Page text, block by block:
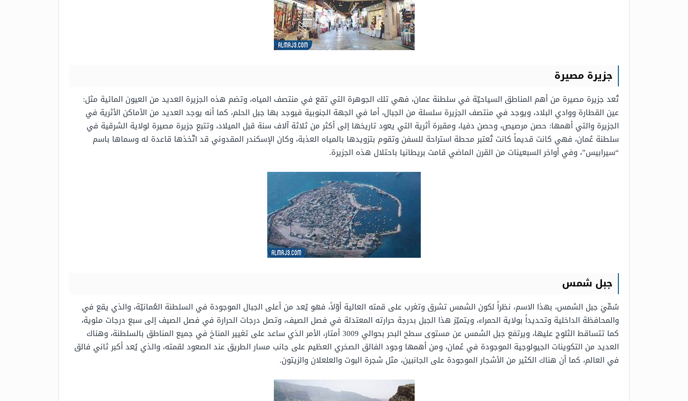
جزيرة مصيرة
تُعد جزيرة مصيرة من أهم المناطق السياحيّة في سلطنة عمان، فهي تلك الجوهرة التي تقع في منتصف المياه، وتضم هذه الجزيرة العديد من العيون المائية مثل:
عين القطارة ووادي البلاد، ويوجد في منتصف الجزيرة سلسلة من الجبال، أما في الجهة الجنوبية فيوجد بها جبل الحلم، كما أنه يوجد العديد من الأماكن الأثرية في
الجزيرة والتي أهمها: حصن مرصيص، وحصن دفيا، ومقبرة أثرية التي يعود تاريخها إلى أكثر من ثلاثة آلاف سنة قبل الميلاد، وتتبع جزيرة مصيرة لولاية الشرقية في
سلطنة عُمان، فهي كانت قديماً كانت تُعتبر محطة استراحة للسفن وتقوم بتزويدها بالمياه العذبة، وكان الإسكندر المقدوني قد اتّخذها قاعدة له وسماها باسم
“سيرابيس”، وفي أواخر السبعينات من القرن الماضي قامت بريطانيا باحتلال هذه الجزيرة.
جبل شمس
سُمِّيَ جبل الشمس، بهذا الاسم، نظراً لكون الشمس تشرق وتغرب على قمته العالية أوّلاً، فهو يُعد من أعلى الجبال الموجودة في السلطنة العُمانيّة، والذي يقع في
والمحافظة الداخلية وتحديداً بولاية الحمراء، ويتميّز هذا الجبل بدرجة حرارته المعتدلة في فصل الصيف، وتصل درجات الحرارة في فصل الصيف إلى سبع درجات مئوية،
كما تتساقط الثلوج عليها، ويرتفع جبل الشمس عن مستوى سطح البحر بحوالي 3009 أمتار، الأمر الذي ساعد على تغيير المناخ في جميع المناطق بالسلطنة، وهناك
العديد من التكوينات الجيولوجية الموجودة في عُمان، ومن أهمها وجود الفالق الصخري العظيم على جانب مسار الطريق عند الصعود لقمته، والذي يُعد أكبر ثاني فالق
في العالم، كما أن هناك الكثير من الأشجار الموجودة على الجانبين، مثل شجرة البوت والعلعلان والزيتون.